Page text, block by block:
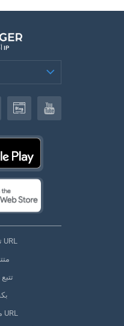
أفضل مسجل IP
تقصير عنوان URL
مدقق عناوين URL